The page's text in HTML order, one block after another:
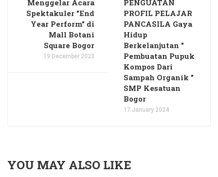
Menggelar Acara
Spektakuler "End
Year Perform" di
Mall Botani
Square Bogor
19 December 2023
PENGUATAN
PROFIL PELAJAR
PANCASILA Gaya
Hidup
Berkelanjutan "
Pembuatan Pupuk
Kompos Dari
Sampah Organik "
SMP Kesatuan
Bogor
17 January 2024
YOU MAY ALSO LIKE